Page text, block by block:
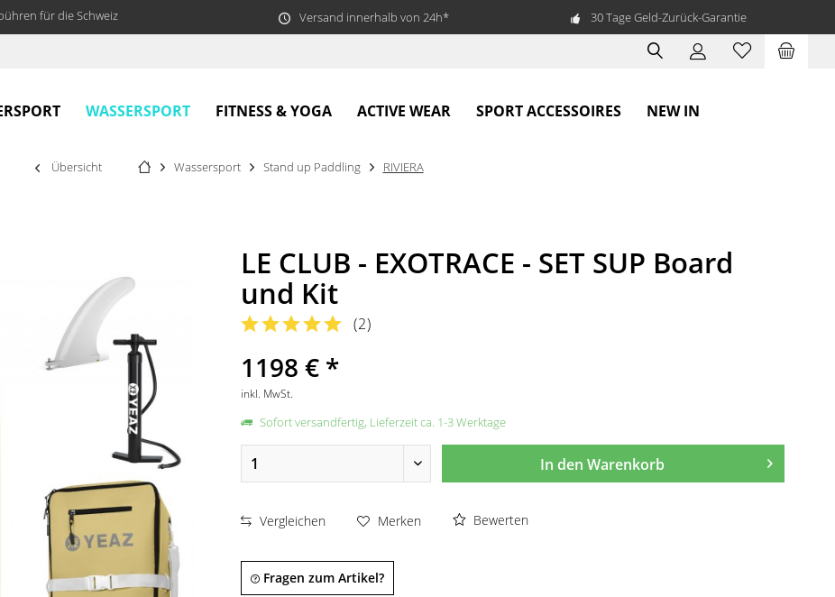
für die Schweiz Versand innerhalb von 24h* 30 Tage Geld-Zurück-Garantie
WASSERSPORT FITNESS & YOGA ACTIVE WEAR SPORT ACCESSOIRES NEW IN
Übersicht Wassersport Stand up Paddling RIVIERA
LE CLUB - EXOTRACE - SET SUP Board
und Kit
(2)
1198 € *
inkl. MwSt.
Sofort versandfertig, Lieferzeit ca. 1-3 Werktage
In den Warenkorb
Vergleichen Merken Bewerten
Fragen zum Artikel?